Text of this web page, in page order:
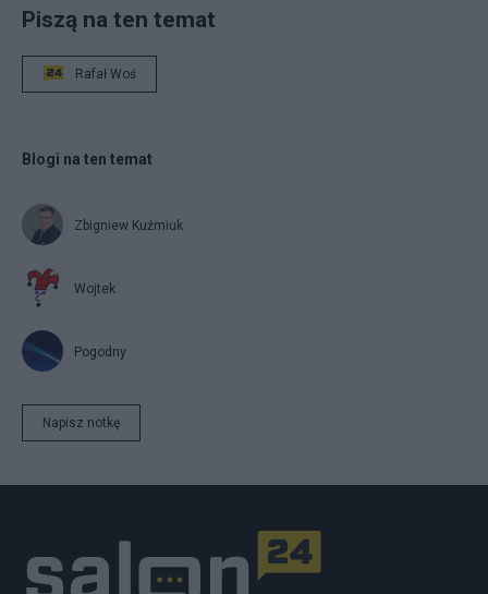
Piszą na ten temat
Rafał Woś
Blogi na ten temat
Zbigniew Kuźmiuk
Wojtek
Pogodny
Napisz notkę